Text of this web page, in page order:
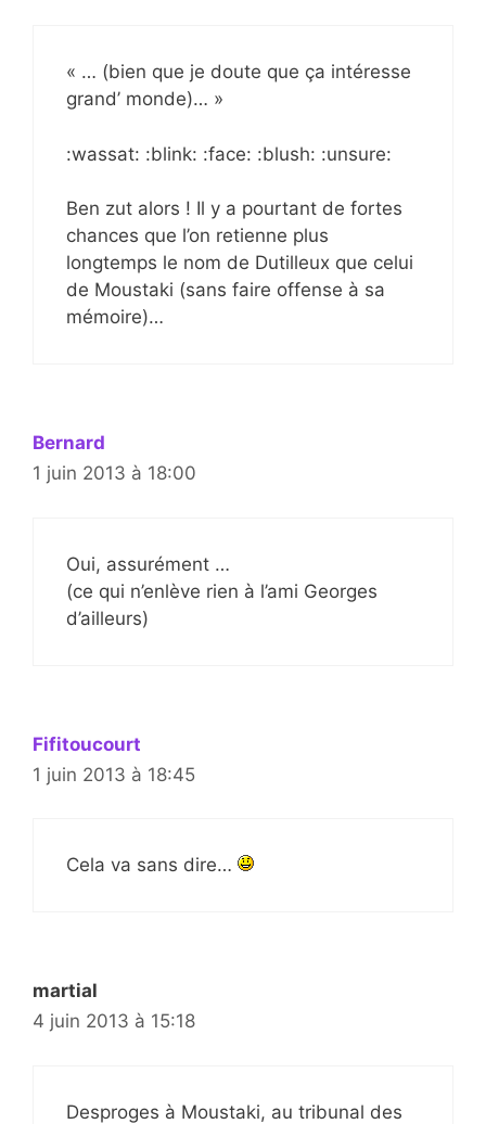
« … (bien que je doute que ça intéresse
grand’ monde)… »
:wassat: :blink: :face: :blush: :unsure:
Ben zut alors ! Il y a pourtant de fortes
chances que l’on retienne plus
longtemps le nom de Dutilleux que celui
de Moustaki (sans faire offense à sa
mémoire)…
Bernard
1 juin 2013 à 18:00
Oui, assurément …
(ce qui n’enlève rien à l’ami Georges
d’ailleurs)
Fifitoucourt
1 juin 2013 à 18:45
Cela va sans dire…
martial
4 juin 2013 à 15:18
Desproges à Moustaki, au tribunal des